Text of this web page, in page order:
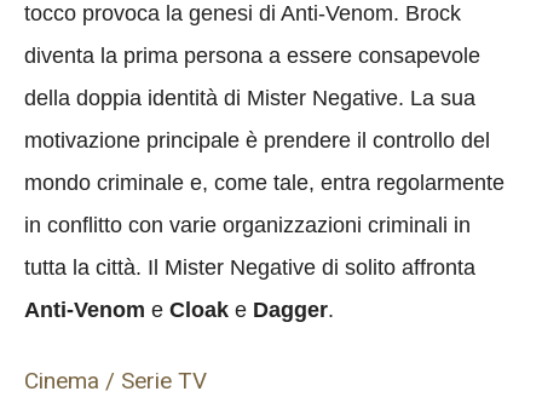
tocco provoca la genesi di Anti-Venom. Brock
diventa la prima persona a essere consapevole
della doppia identità di Mister Negative. La sua
motivazione principale è prendere il controllo del
mondo criminale e, come tale, entra regolarmente
in conflitto con varie organizzazioni criminali in
tutta la città. Il Mister Negative di solito affronta
Anti-Venom e Cloak e Dagger.
Cinema / Serie TV